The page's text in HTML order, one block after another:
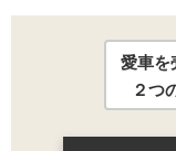
愛車を
２つ